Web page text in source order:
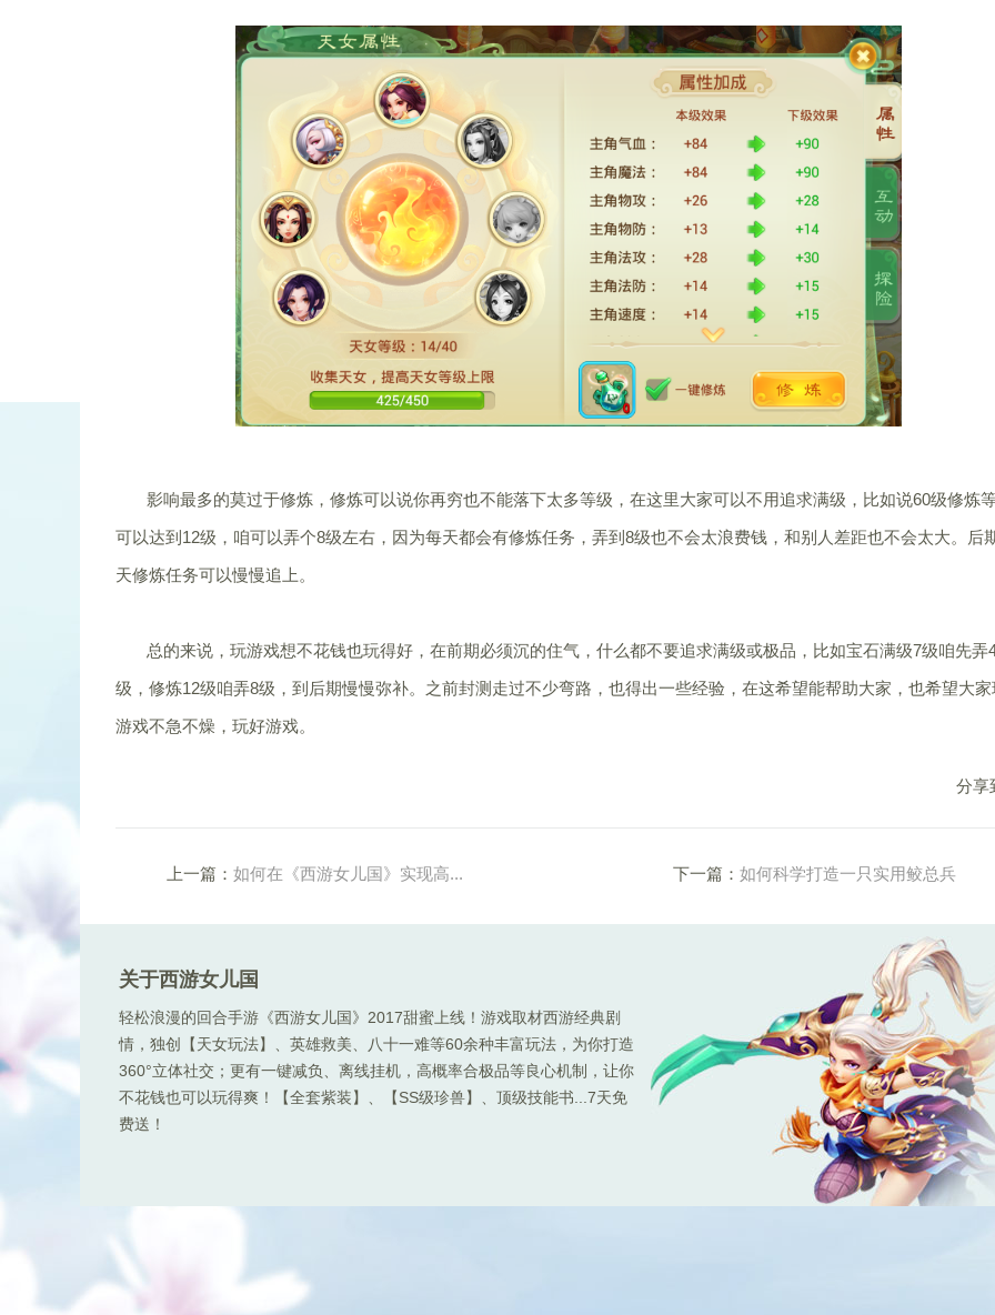
影响最多的莫过于修炼，修炼可以说你再穷也不能落下太多等级，在这里大家可以不用追求满级，比如说60级修炼
可以达到12级，咱可以弄个8级左右，因为每天都会有修炼任务，弄到8级也不会太浪费钱，和别人差距也不会太大。后
天修炼任务可以慢慢追上。
总的来说，玩游戏想不花钱也玩得好，在前期必须沉的住气，什么都不要追求满级或极品，比如宝石满级7级咱先弄
级，修炼12级咱弄8级，到后期慢慢弥补。之前封测走过不少弯路，也得出一些经验，在这希望能帮助大家，也希望大家
游戏不急不燥，玩好游戏。
分享
上一篇： 如何在《西游女儿国》实现高... 下一篇： 如何科学打造一只实用鲛总兵
关于西游女儿国
轻松浪漫的回合手游《西游女儿国》2017甜蜜上线！游戏取材西游经典剧
情，独创【天女玩法】、英雄救美、八十一难等60余种丰富玩法，为你打造
360°立体社交；更有一键减负、离线挂机，高概率合极品等良心机制，让你
不花钱也可以玩得爽！【全套紫装】、【SS级珍兽】、顶级技能书...7天免
费送！